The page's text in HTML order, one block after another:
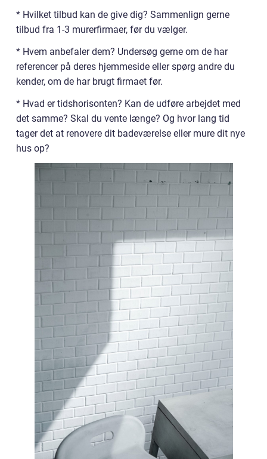
* Hvilket tilbud kan de give dig? Sammenlign gerne
tilbud fra 1-3 murerfirmaer, før du vælger.
* Hvem anbefaler dem? Undersøg gerne om de har
referencer på deres hjemmeside eller spørg andre du
kender, om de har brugt firmaet før.
* Hvad er tidshorisonten? Kan de udføre arbejdet med
det samme? Skal du vente længe? Og hvor lang tid
tager det at renovere dit badeværelse eller mure dit nye
hus op?